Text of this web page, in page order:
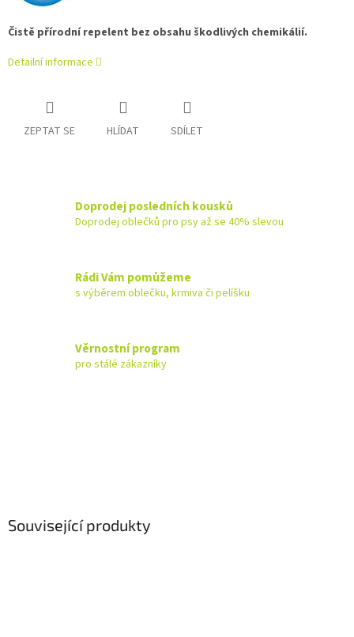
Čistě přírodní repelent bez obsahu škodlivých chemikálií.
Detailní informace
ZEPTAT SE HLÍDAT SDÍLET
Doprodej posledních kousků
Doprodej oblečků pro psy až se 40% slevou
Rádi Vám pomůžeme
s výběrem oblečku, krmiva či pelíšku
Věrnostní program
pro stálé zákazníky
Související produkty